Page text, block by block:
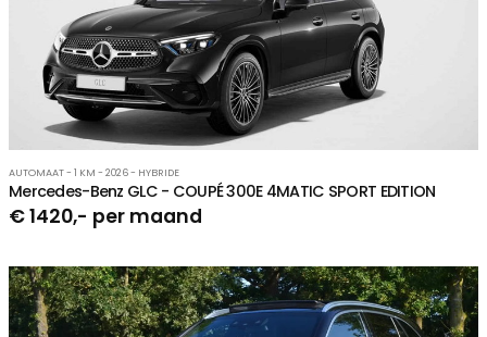
AUTOMAAT - 1 KM - 2026 - HYBRIDE
Mercedes-Benz GLC - COUPÉ 300E 4MATIC SPORT EDITION
€ 1420,- per maand